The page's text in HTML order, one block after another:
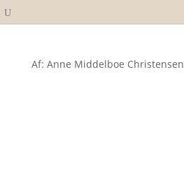
Af: Anne Middelboe Christensen